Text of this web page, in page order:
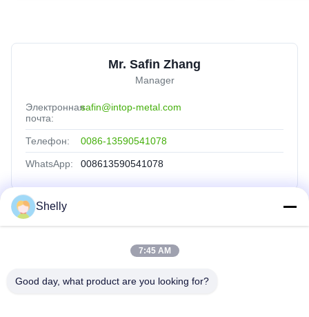
Mr. Safin Zhang
Manager
Электронная
почта:
safin@intop-metal.com
Телефон: 0086-13590541078
WhatsApp: 008613590541078
Быстрые Связи
Главная Страница
О Компании
Shelly
7:45 AM
Good day, what product are you looking for?